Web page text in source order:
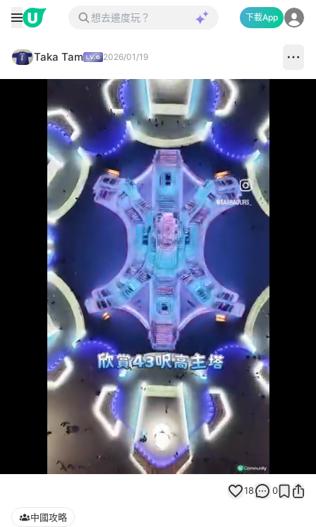
下載App
Taka Tam 2026/01/19
Loaded:
100.00%
18 0
中國攻略